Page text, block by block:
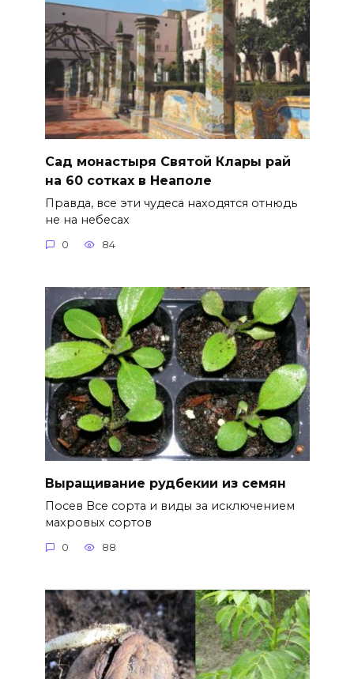
Сад монастыря Святой Клары рай
на 60 сотках в Неаполе
Правда, все эти чудеса находятся отнюдь
не на небесах
0 84
Выращивание рудбекии из семян
Посев Все сорта и виды за исключением
махровых сортов
0 88